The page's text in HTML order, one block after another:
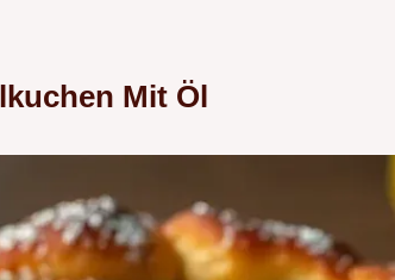
Mit Öl